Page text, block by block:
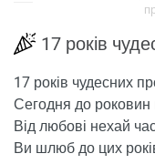
17 років
17 років чудесних
Сегодня до роковин
Від любові нехай
Ви шлюб до цих